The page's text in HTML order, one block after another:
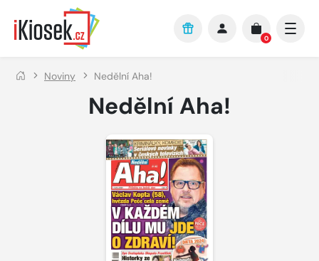
Přejít na hlavní obsah
0
Noviny Nedělní Aha!
Nedělní Aha!